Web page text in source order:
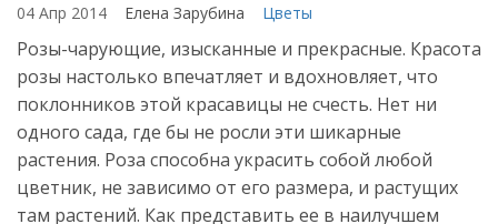
04 Апр 2014 Елена Зарубина Цветы
Розы-чарующие, изысканные и прекрасные. Красота
розы настолько впечатляет и вдохновляет, что
поклонников этой красавицы не счесть. Нет ни
одного сада, где бы не росли эти шикарные
растения. Роза способна украсить собой любой
цветник, не зависимо от его размера, и растущих
там растений. Как представить ее в наилучшем